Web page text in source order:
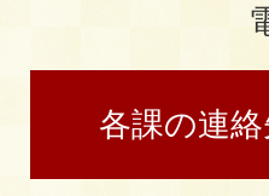
各課の連